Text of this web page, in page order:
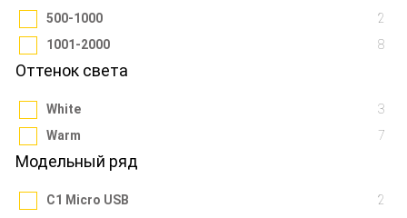
500-1000
2
1001-2000
8
Оттенок света
White
3
Warm
7
Модельный ряд
C1 Micro USB
2